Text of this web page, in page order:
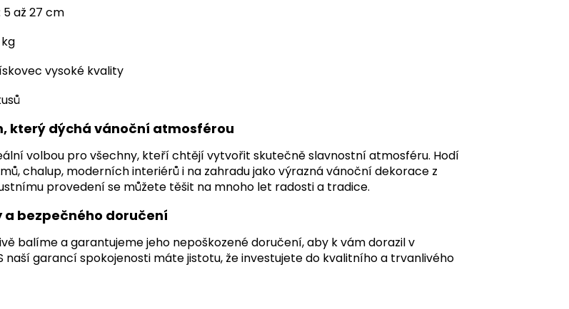
až 27 cm
vysoké kvality
který dýchá vánoční atmosférou
volbou pro všechny, kteří chtějí vytvořit skutečně slavnostní atmosféru. Hodí
chalup, moderních interiérů i na zahradu jako výrazná vánoční dekorace z
provedení se můžete těšit na mnoho let radosti a tradice.
a bezpečného doručení
balíme a garantujeme jeho nepoškozené doručení, aby k vám dorazil v
naší garancí spokojenosti máte jistotu, že investujete do kvalitního a trvanlivého